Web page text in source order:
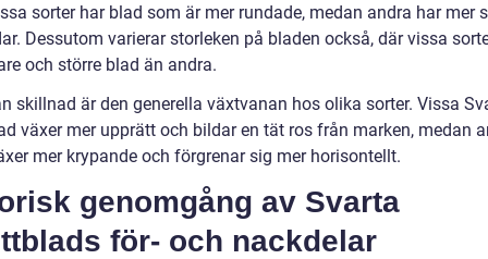
sorter har blad som är mer rundade, medan andra har mer
Dessutom varierar storleken på bladen också, där vissa
och större blad än andra.
skillnad är den generella växtvanan hos olika sorter. Vissa
växer mer upprätt och bildar en tät ros från marken, medan
mer krypande och förgrenar sig mer horisontellt.
genomgång av Svarta
för- och nackdelar